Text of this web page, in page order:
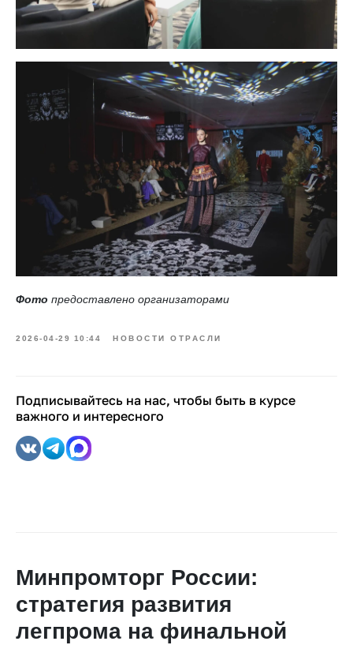
Фото предоставлено организаторами
2026-04-29 10:44 НОВОСТИ ОТРАСЛИ
Подписывайтесь на нас, чтобы быть в курсе
важного и интересного
Минпромторг России:
стратегия развития
легпрома на финальной